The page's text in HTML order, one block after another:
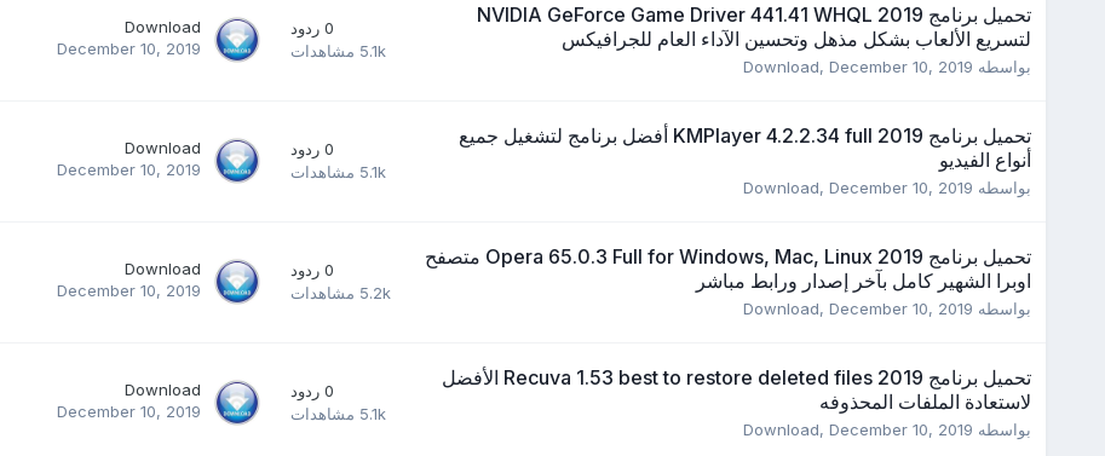
تحميل برنامج NVIDIA GeForce Game Driver 441.41 WHQL 2019
لتسريع الألعاب بشكل مذهل وتحسين الآداء العام للجرافيكس
بواسطه Download,December 10, 2019
0 ردود
5.1k مشاهدات
Download
December 10, 2019
تحميل برنامج KMPlayer 4.2.2.34 full 2019 أفضل برنامج لتشغيل جميع
أنواع الفيديو
بواسطه Download,December 10, 2019
0 ردود
5.1k مشاهدات
Download
December 10, 2019
تحميل برنامج Opera 65.0.3 Full for Windows, Mac, Linux 2019 متصفح
اوبرا الشهير كامل بآخر إصدار ورابط مباشر
بواسطه Download,December 10, 2019
0 ردود
5.2k مشاهدات
Download
December 10, 2019
تحميل برنامج Recuva 1.53 best to restore deleted files 2019 الأفضل
لاستعادة الملفات المحذوفه
بواسطه Download,December 10, 2019
0 ردود
5.1k مشاهدات
Download
December 10, 2019